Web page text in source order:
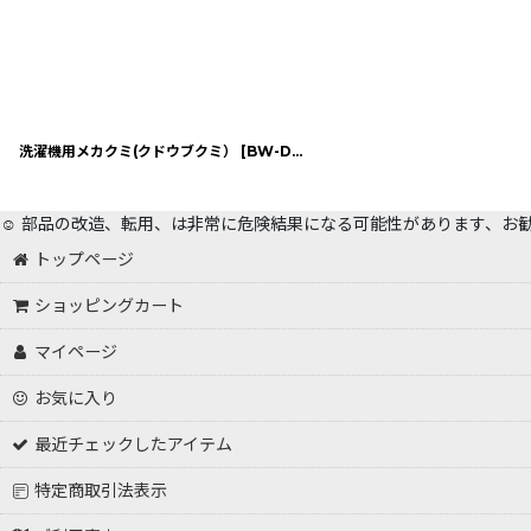
洗濯機用メカクミ(クドウブクミ） [BW-D8PV RAM
☺️ 部品の改造、転用、は非常に危険結果になる可能性があります、お
トップページ
ショッピングカート
マイページ
お気に入り
最近チェックしたアイテム
特定商取引法表示